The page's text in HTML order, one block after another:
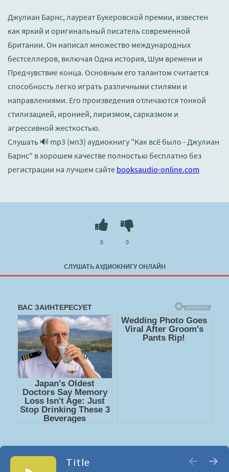
Джулиан Барнс, лауреат Букеровской премии, известен
как яркий и оригинальный писатель современной
Британии. Он написал множество международных
бестселлеров, включая Одна история, Шум времени и
Предчувствие конца. Основным его талантом считается
способность легко играть различными стилями и
направлениями. Его произведения отличаются тонкой
стилизацией, иронией, лиризмом, сарказмом и
агрессивной жесткостью.
Слушать 🔊 mp3 (мп3) аудиокнигу "Как всё было - Джулиан
Барнс" в хорошем качестве полностью бесплатно без
регистрации на лучшем сайте booksaudio-online.com
СЛУШАТЬ АУДИОКНИГУ ОНЛАЙН
0 0
Title